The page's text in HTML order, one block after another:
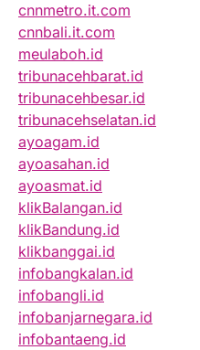
cnnmetro.it.com
cnnbali.it.com
meulaboh.id
tribunacehbarat.id
tribunacehbesar.id
tribunacehselatan.id
ayoagam.id
ayoasahan.id
ayoasmat.id
klikBalangan.id
klikBandung.id
klikbanggai.id
infobangkalan.id
infobangli.id
infobanjarnegara.id
infobantaeng.id